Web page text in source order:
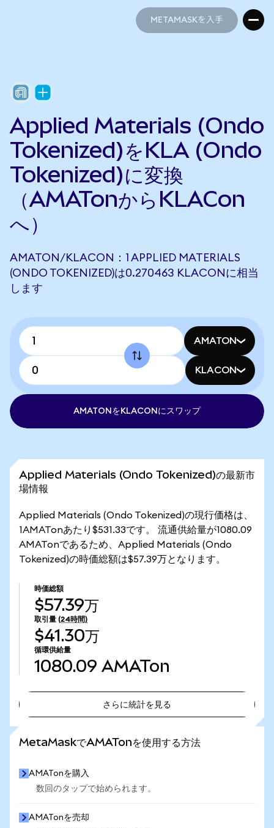
METAMASKを入手
Applied Materials (Ondo
Tokenized)をKLA (Ondo
Tokenized)に変換
（AMATonからKLACon
へ）
AMATON/KLACON：1 APPLIED MATERIALS
(ONDO TOKENIZED)は0.270463 KLACONに相当
します
AMATON
KLACON
AMATONをKLACONにスワップ
Applied Materials (Ondo Tokenized)の最新市
場情報
Applied Materials (Ondo Tokenized)の現行価格は、
1AMATonあたり$531.33です。 流通供給量が1080.09
AMATonであるため、Applied Materials (Ondo
Tokenized)の時価総額は$57.39万となります。
時価総額
$57.39万
取引量 (24時間)
$41.30万
循環供給量
1080.09 AMATon
さらに統計を見る
MetaMaskでAMATonを使用する方法
AMATonを購入
数回のタップで始められます。
AMATonを売却